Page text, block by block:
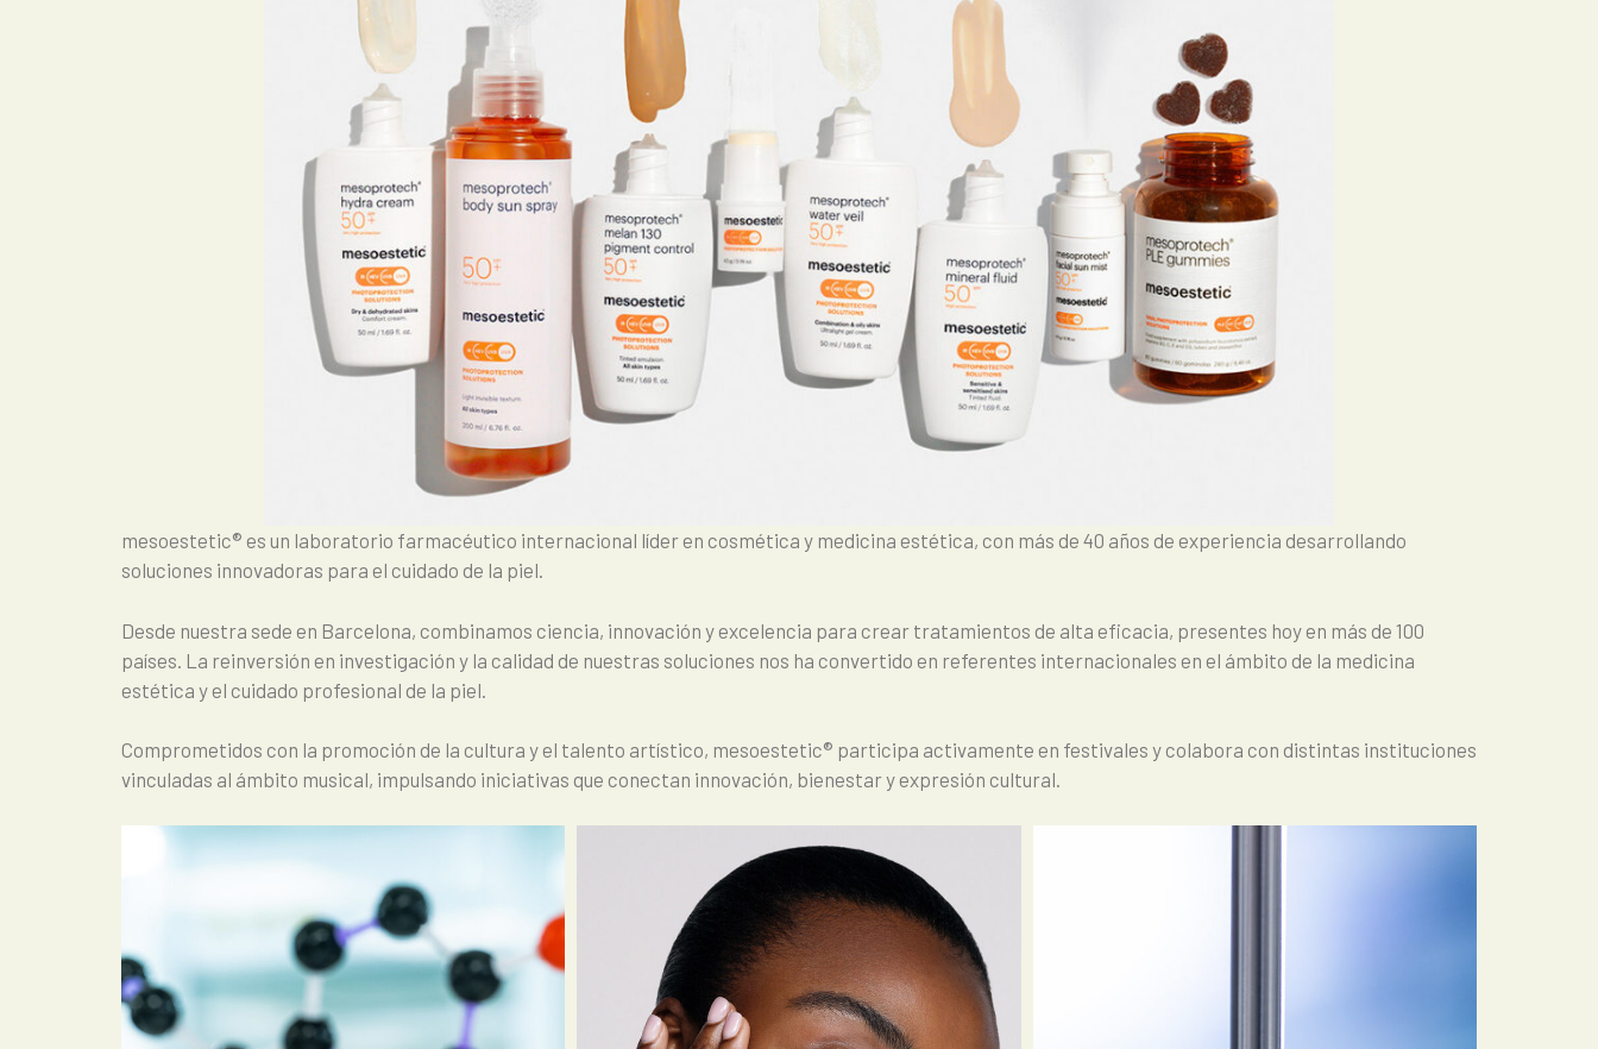
mesoestetic® es un laboratorio farmacéutico internacional líder en cosmética y medicina estética, con más de 40 años de experiencia desarrollando
soluciones innovadoras para el cuidado de la piel.
Desde nuestra sede en Barcelona, combinamos ciencia, innovación y excelencia para crear tratamientos de alta eficacia, presentes hoy en más de 100
países. La reinversión en investigación y la calidad de nuestras soluciones nos ha convertido en referentes internacionales en el ámbito de la medicina
estética y el cuidado profesional de la piel.
Comprometidos con la promoción de la cultura y el talento artístico, mesoestetic® participa activamente en festivales y colabora con distintas instituciones
vinculadas al ámbito musical, impulsando iniciativas que conectan innovación, bienestar y expresión cultural.